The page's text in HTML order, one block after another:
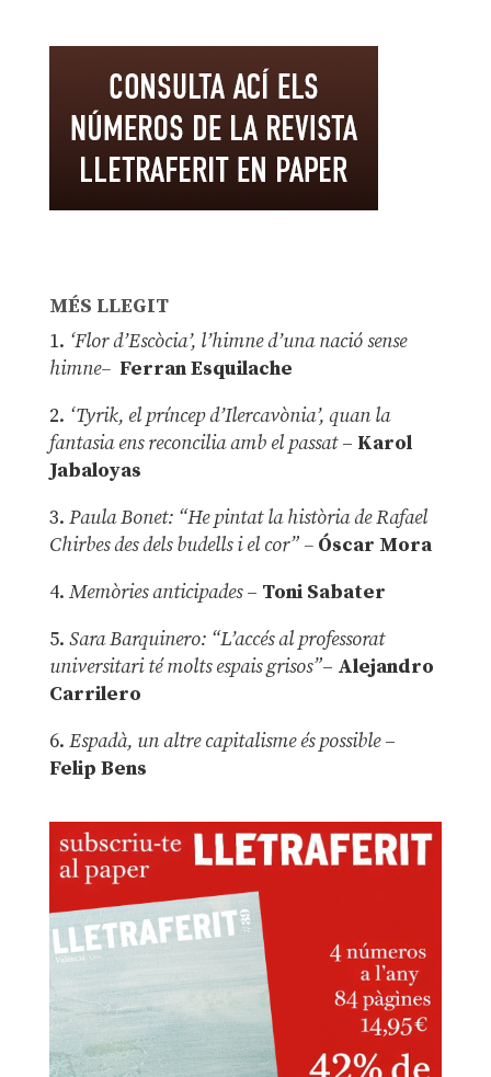
MÉS LLEGIT
1. ‘Flor d’Escòcia’, l’himne d’una nació sense
himne– Ferran Esquilache
2. ‘Tyrik, el príncep d’Ilercavònia’, quan la
fantasia ens reconcilia amb el passat– Karol
Jabaloyas
3. Paula Bonet: “He pintat la història de Rafael
Chirbes des dels budells i el cor” –Óscar Mora
4. Memòries anticipades– Toni Sabater
5. Sara Barquinero: “L’accés al professorat
universitari té molts espais grisos”– Alejandro
Carrilero
6. Espadà, un altre capitalisme és possible –
Felip Bens